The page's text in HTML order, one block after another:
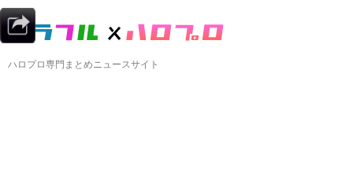
ハロプロ専門まとめニュースサイト